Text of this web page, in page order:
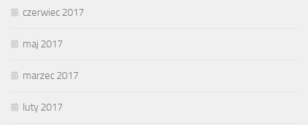
czerwiec 2017
maj 2017
marzec 2017
luty 2017